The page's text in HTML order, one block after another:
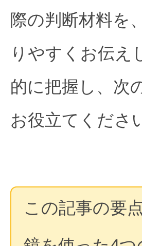
際の判断材料を
りやすくお伝え
的に把握し、次
お役立てくださ
この記事の要